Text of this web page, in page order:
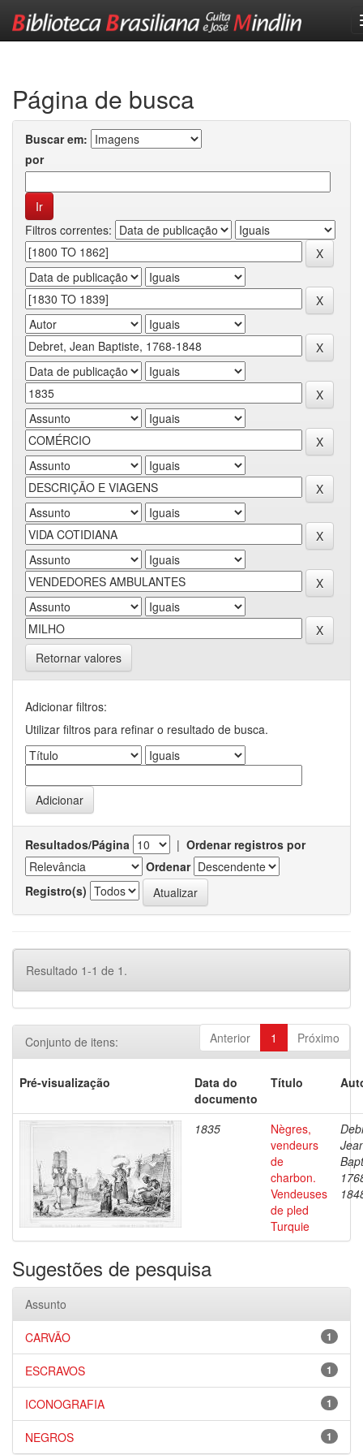
Página de busca
Buscar em:
por
Filtros correntes:
Retornar valores
Adicionar filtros:
Utilizar filtros para refinar o resultado de busca.
Resultados/Página | Ordenar registros por
Ordenar
Registro(s)
Resultado 1-1 de 1.
Anterior 1 Próximo
Conjunto de itens:
Pré-visualização
Data do
documento
Título
1835
Nègres,
vendeurs
de
charbon.
Vendeuses
de pled
Turquie
Sugestões de pesquisa
Assunto
1
CARVÃO
1
ESCRAVOS
1
ICONOGRAFIA
1
NEGROS